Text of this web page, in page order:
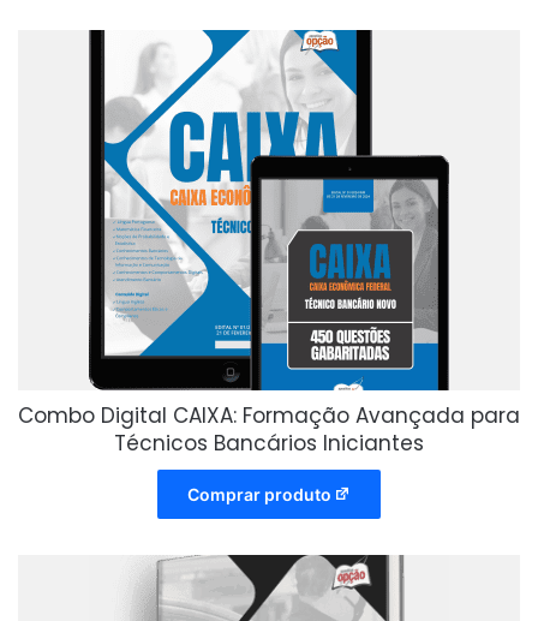
Combo Digital CAIXA: Formação Avançada para
Técnicos Bancários Iniciantes
Comprar produto